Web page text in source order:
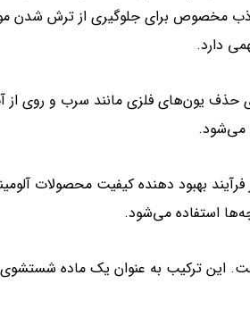
مخصوص برای جلوگیری از ترش شدن
دارد.
حذف یون‌های فلزی مانند سرب و روی
بهبود دهنده کیفیت محصولات
این ترکیب به عنوان یک ماده